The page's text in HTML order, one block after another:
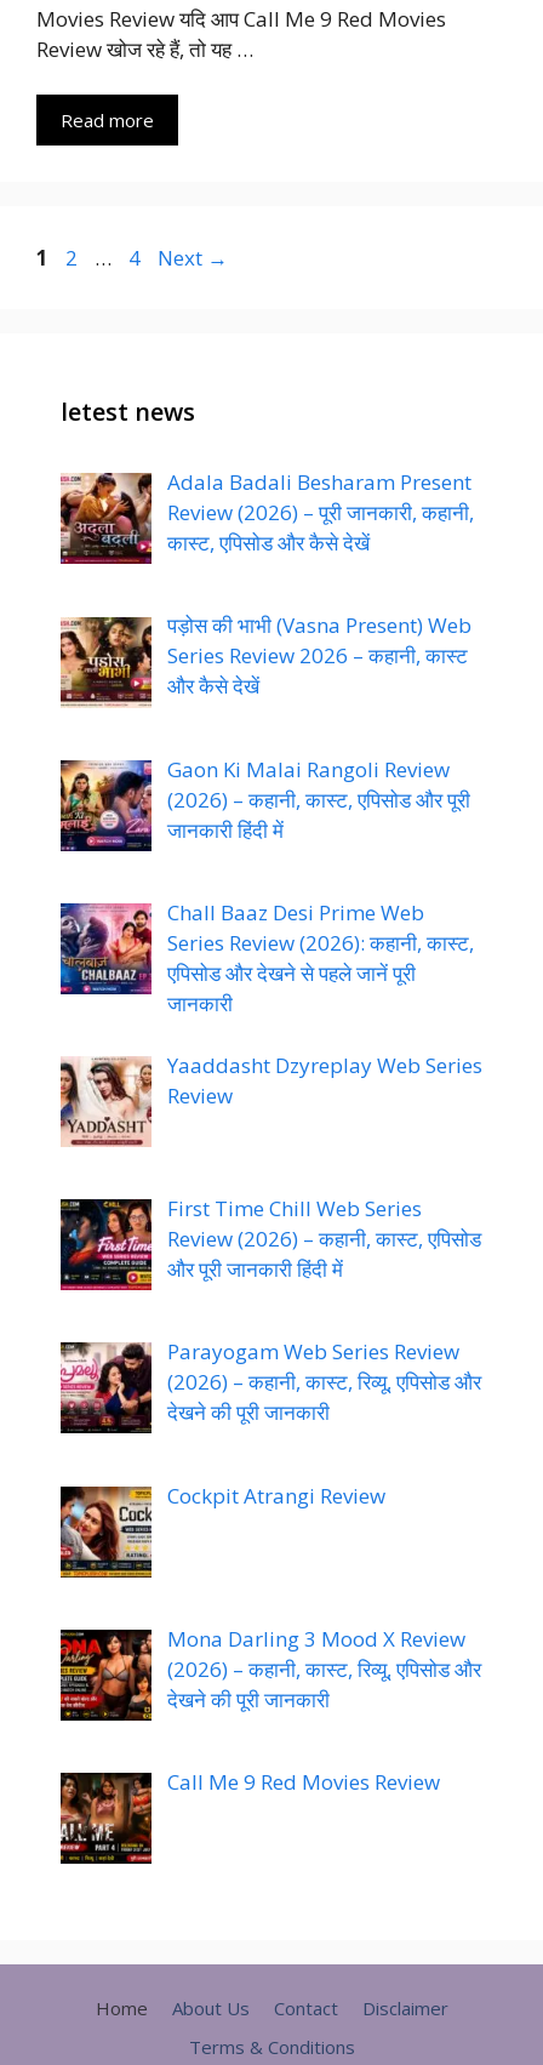
Movies Review यदि आप Call Me 9 Red Movies
Review खोज रहे हैं, तो यह …
Read more
Page
1 Page
2 … Page
4 Next →
letest news
Adala Badali Besharam Present
Review (2026) – पूरी जानकारी, कहानी,
कास्ट, एपिसोड और कैसे देखें
पड़ोस की भाभी (Vasna Present) Web
Series Review 2026 – कहानी, कास्ट
और कैसे देखें
Gaon Ki Malai Rangoli Review
(2026) – कहानी, कास्ट, एपिसोड और पूरी
जानकारी हिंदी में
Chall Baaz Desi Prime Web
Series Review (2026): कहानी, कास्ट,
एपिसोड और देखने से पहले जानें पूरी
जानकारी
Yaaddasht Dzyreplay Web Series
Review
First Time Chill Web Series
Review (2026) – कहानी, कास्ट, एपिसोड
और पूरी जानकारी हिंदी में
Parayogam Web Series Review
(2026) – कहानी, कास्ट, रिव्यू, एपिसोड और
देखने की पूरी जानकारी
Cockpit Atrangi Review
Mona Darling 3 Mood X Review
(2026) – कहानी, कास्ट, रिव्यू, एपिसोड और
देखने की पूरी जानकारी
Call Me 9 Red Movies Review
Home About Us Contact
Disclaimer
Terms & Conditions